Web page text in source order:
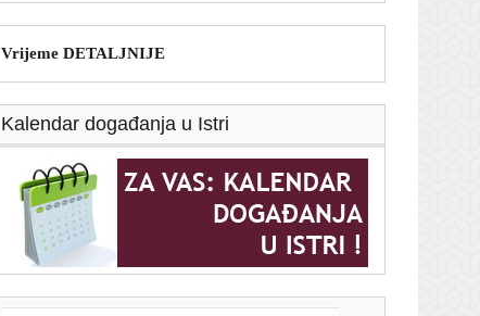
Vrijeme DETALJNIJE
Kalendar događanja u Istri